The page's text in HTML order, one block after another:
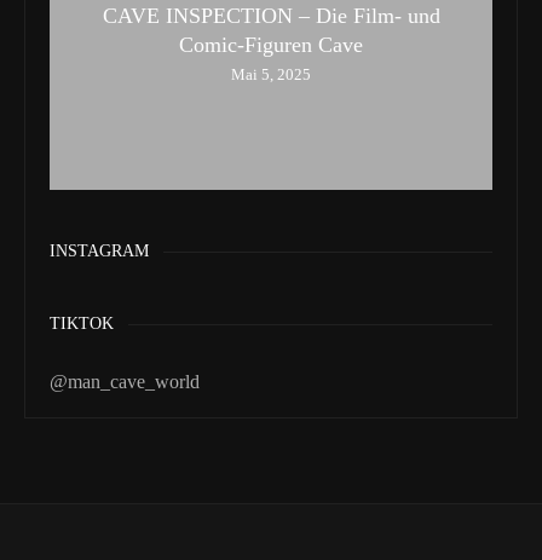
CAVE INSPECTION – Die Film- und
Comic-Figuren Cave
Mai 5, 2025
INSTAGRAM
TIKTOK
@man_cave_world